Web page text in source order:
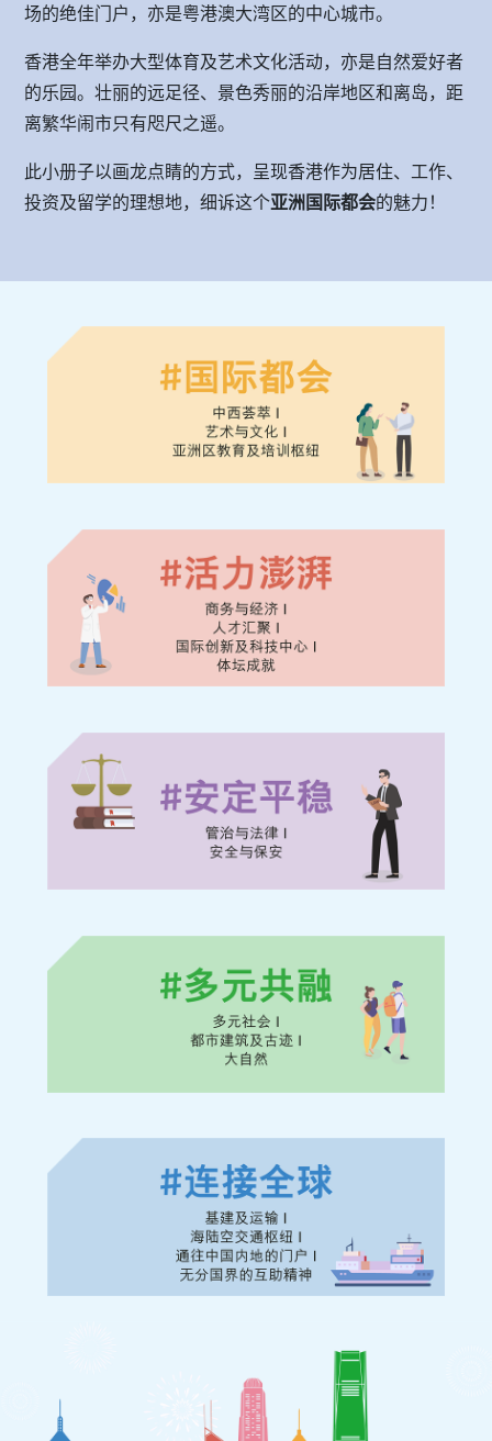
场的绝佳门户，亦是粤港澳大湾区的中心城市。
香港全年举办大型体育及艺术文化活动，亦是自然爱好者
的乐园。壮丽的远足径、景色秀丽的沿岸地区和离岛，距
离繁华闹市只有咫尺之遥。
此小册子以画龙点睛的方式，呈现香港作为居住、工作、
投资及留学的理想地，细诉这个亚洲国际都会的魅力！